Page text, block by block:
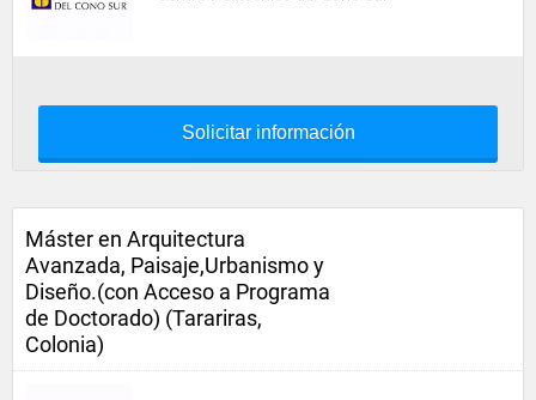
Solicitar información
Máster en Arquitectura
Avanzada, Paisaje,Urbanismo y
Diseño.(con Acceso a Programa
de Doctorado) (Tarariras,
Colonia)